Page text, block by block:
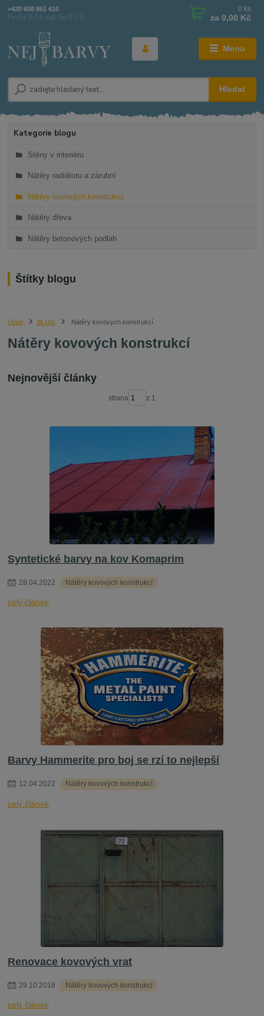
Menu
Hledat
+420 608 861 410
Po-Pá 8-16 hod (So 8-12)
0 ks
za 0,00 Kč
Kategorie blogu
Stěny v interiéru
Nátěry radiátoru a zárubní
Nátěry kovových konstrukcí
Nátěry dřeva
Nátěry betonových podlah
Štítky blogu
Úvod BLOG Nátěry kovových konstrukcí
Nátěry kovových konstrukcí
Nejnovější články
strana z 1
Syntetické barvy na kov Komaprim
28.04.2022 Nátěry kovových konstrukcí
celý článek
Barvy Hammerite pro boj se rzí to nejlepší
12.04.2022 Nátěry kovových konstrukcí
celý článek
Renovace kovových vrat
29 10 2018 Nátěry kovových konstrukcí
celý článek